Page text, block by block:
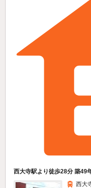
西大寺駅より徒歩28分 築49
西大